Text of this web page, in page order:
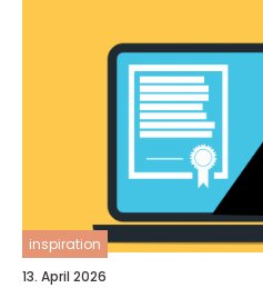
inspiration
13. April 2026